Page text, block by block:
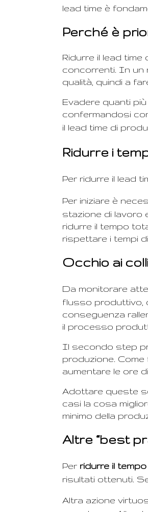
lead time è
Perché è
Ridurre il lead
concorrenti. In un
qualità, quindi a
Evadere quanti
confermandosi
il lead time di
Ridurre i
Per ridurre il lead
Per iniziare è
stazione di lavoro
ridurre il tempo
rispettare i tempi
Occhio ai
Da monitorare
flusso produttivo,
conseguenza
il processo
Il secondo step
produzione.
aumentare le ore
Adottare queste
casi la cosa
minimo della
Altre “best
Per ridurre il
risultati ottenuti.
Altra azione